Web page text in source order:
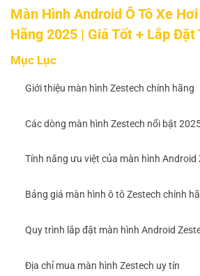
Màn Hình Android Ô Tô Xe
Hãng 2025 | Giá Tốt + Lắp Đặt
Mục Lục
Giới thiệu màn hình Zestech chính hãng
Các dòng màn hình Zestech nổi bật
Tính năng ưu việt của màn hình Android
Bảng giá màn hình ô tô Zestech chính
Quy trình lắp đặt màn hình Android
Địa chỉ mua màn hình Zestech uy tín